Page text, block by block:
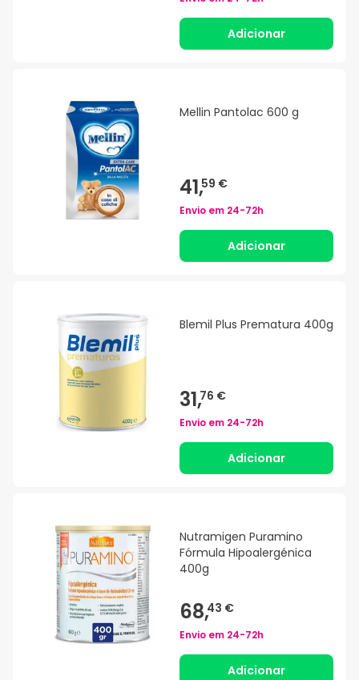
Adicionar
Mellin Pantolac 600 g
41,59 €
Envio em 24-72h
Adicionar
Blemil Plus Prematura 400g
31,76 €
Envio em 24-72h
Adicionar
Nutramigen Puramino
Fórmula Hipoalergénica
400g
68,43 €
Envio em 24-72h
Adicionar